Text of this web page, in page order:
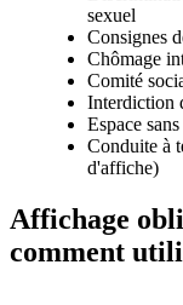
sexuel
Consignes
Chômage
Comité
Interdiction
Espace
Conduite à
d'affiche)
Affichage
comment